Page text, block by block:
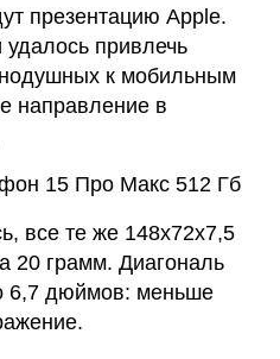
презентацию Apple.
удалось привлечь
к мобильным
направление в
15 Про Макс 512 Гб
все те же 148х72х7,5
20 грамм. Диагональ
6,7 дюймов: меньше